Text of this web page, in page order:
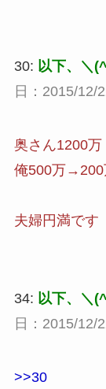
30: 以下、＼
日：2015/12/
奥さん1200万
俺500万→200
夫婦円満です
34: 以下、＼
日：2015/12/
>>30